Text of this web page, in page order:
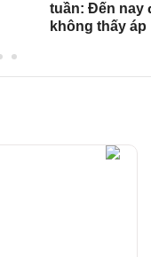
tuần: Đến nay
không thấy